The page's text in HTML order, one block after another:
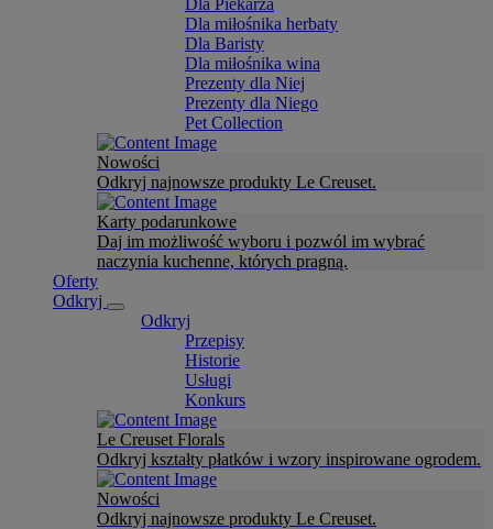
Dla Piekarza
Dla miłośnika herbaty
Dla Baristy
Dla miłośnika wina
Prezenty dla Niej
Prezenty dla Niego
Pet Collection
Nowości
Odkryj najnowsze produkty Le Creuset.
Karty podarunkowe
Daj im możliwość wyboru i pozwól im wybrać
naczynia kuchenne, których pragną.
Oferty
Odkryj
Odkryj
Przepisy
Historie
Usługi
Konkurs
Le Creuset Florals
Odkryj kształty płatków i wzory inspirowane ogrodem.
Nowości
Odkryj najnowsze produkty Le Creuset.